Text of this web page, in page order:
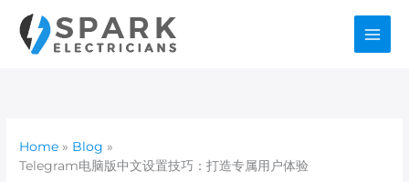
content
Home
Blog
Telegram电脑版中文设置技巧：打造专属用户体验